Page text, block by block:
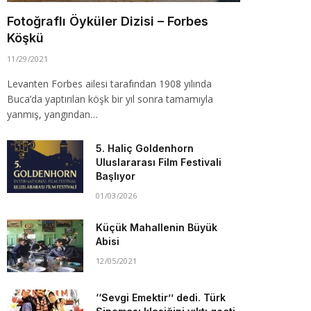
Fotoğraflı Öyküler Dizisi – Forbes
Köşkü
11/29/2021
Levanten Forbes ailesi tarafından 1908 yılında
Buca’da yaptırılan köşk bir yıl sonra tamamıyla
yanmış, yangından…
5. Haliç Goldenhorn
Uluslararası Film Festivali
Başlıyor
01/03/2026
Küçük Mahallenin Büyük
Abisi
12/05/2021
‘‘Sevgi Emektir’’ dedi. Türk